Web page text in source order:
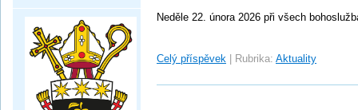
Neděle 22. února 2026 při všech
Celý příspěvek Rubrika: Aktuality